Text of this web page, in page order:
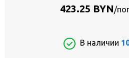
423.25 BYN/
В наличии